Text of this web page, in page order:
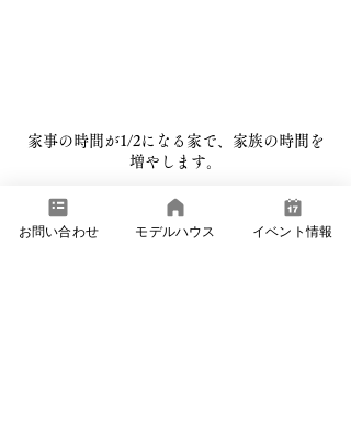
家事の時間が1/2になる家で、家族の時間を
増やします。
お電話でのご予約は…
お問い合わせ モデルハウス イベント情報